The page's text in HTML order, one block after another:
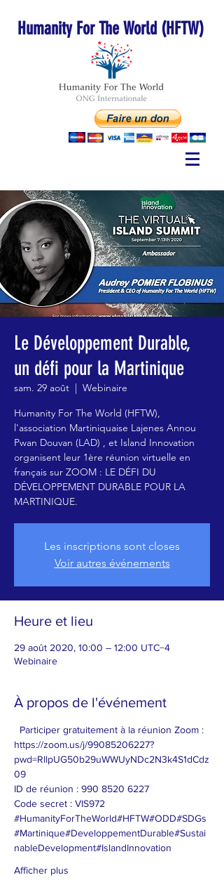
Humanity For The World (HFTW)
Le Développement Durable,
un défi pour la Martinique
sam. 29 août
  |
Webinaire
Humanity For The World (HFTW),
l'association Martiniquaise Lajenes Annou
Pwan Douvan (LAD) , et Island Innovation
organisent leur 1ère réunion virtuelle en
français sur ZOOM : LE DÉFI DU
DÉVELOPPEMENT DURABLE POUR LA
MARTINIQUE.
Les inscriptions sont closes
Voir autres événements
Heure et lieu
29 août 2020, 10:00 – 12:00 UTC−4
Webinaire
À propos de l'événement
Participer gratuitement à la réunion Zoom :
https://zoom.us/j/99085206227?
pwd=RllpUG50b29uWWUyNDc2N3k4S1dCdz
09
ID de réunion : 990 8520 6227
Code secret : VIS972
#HumanityForTheWorld#HFTW#ODD#SDGs
#Martinique#DeveloppementDurable#Sustai
nableDevelopment#IslandInnovation
Afficher plus